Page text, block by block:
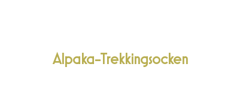
Alpaka-Trekkingsocken